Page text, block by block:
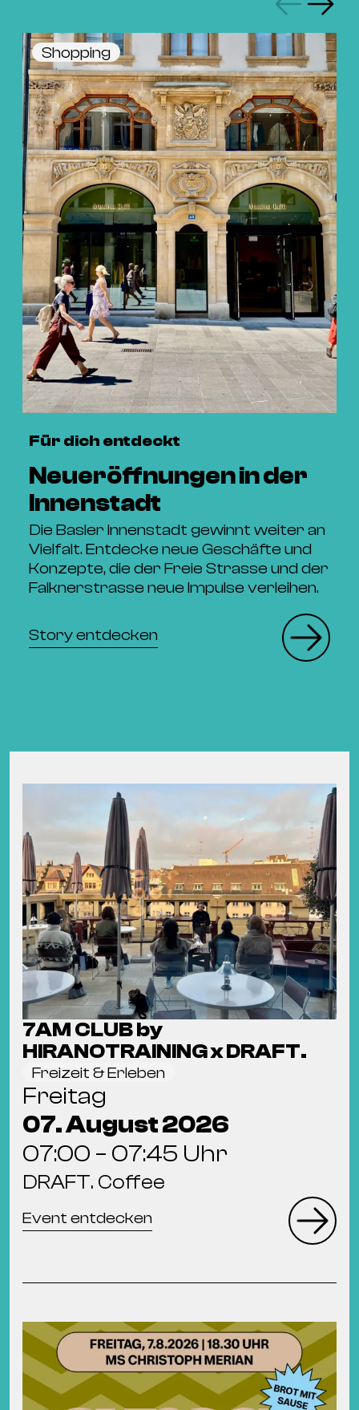
Shopping
Für dich entdeckt
Neueröffnungen in der
Innenstadt
Die Basler Innenstadt gewinnt weiter an
Vielfalt. Entdecke neue Geschäfte und
Konzepte, die der Freie Strasse und der
Falknerstrasse neue Impulse verleihen.
Story entdecken
7AM CLUB by
HIRANOTRAINING x DRAFT.
Freizeit & Erleben
Freitag
07. August 2026
07:00 – 07:45 Uhr
DRAFT. Coffee
Event entdecken